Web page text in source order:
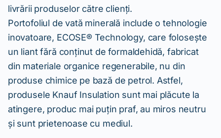
livrării produselor către clienți.
Portofoliul de vată minerală include o tehnologie
inovatoare, ECOSE® Technology, care folosește
un liant fără conținut de formaldehidă, fabricat
din materiale organice regenerabile, nu din
produse chimice pe bază de petrol. Astfel,
produsele Knauf Insulation sunt mai plăcute la
atingere, produc mai puțin praf, au miros neutru
și sunt prietenoase cu mediul.